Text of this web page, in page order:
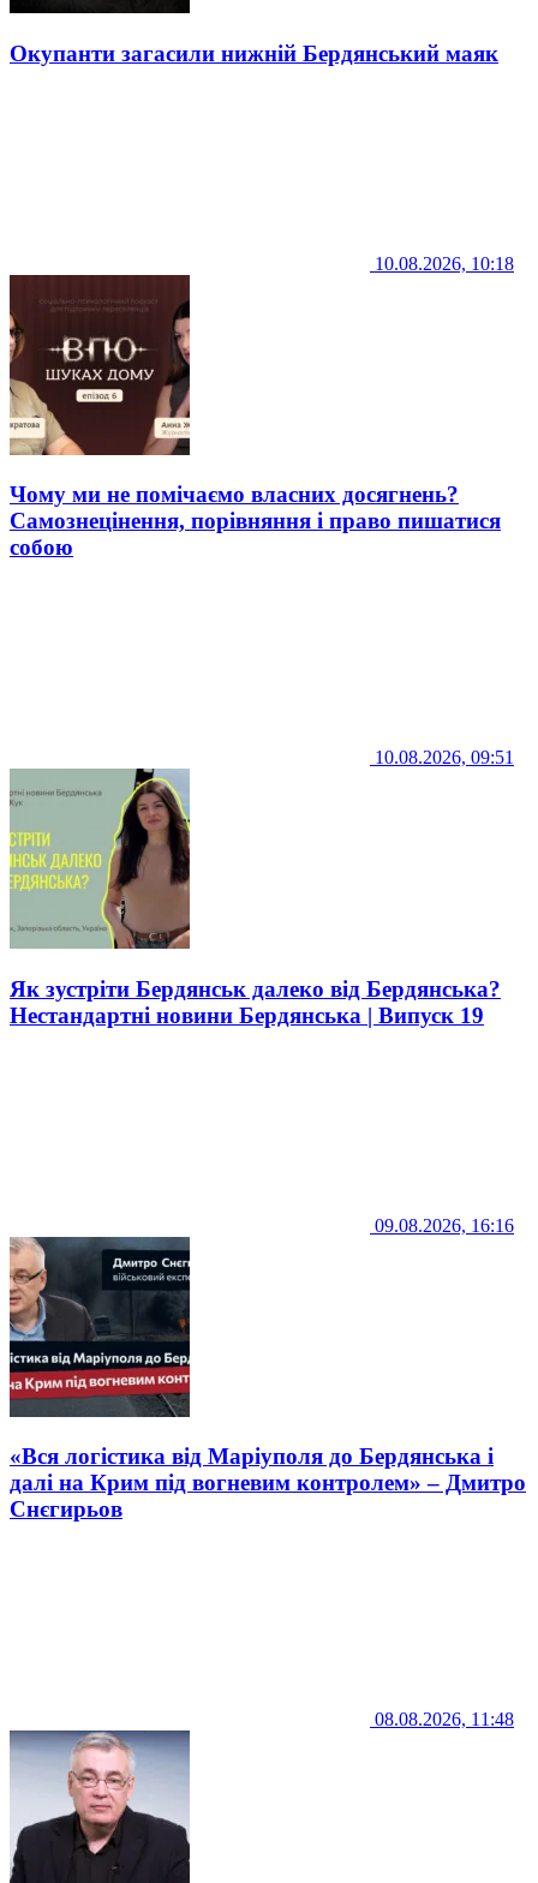
Окупанти загасили нижній Бердянський маяк
10.08.2026, 10:18
Чому ми не помічаємо власних досягнень?
Самознецінення, порівняння і право пишатися
собою
10.08.2026, 09:51
Як зустріти Бердянськ далеко від Бердянська?
Нестандартні новини Бердянська | Випуск 19
09.08.2026, 16:16
«Вся логістика від Маріуполя до Бердянська і
далі на Крим під вогневим контролем» – Дмитро
Снєгирьов
08.08.2026, 11:48